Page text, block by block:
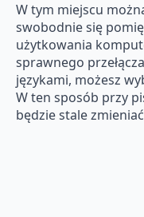
W tym miejscu
swobodnie się
użytkowania
sprawnego
językami, możesz
W ten sposób przy
będzie stale